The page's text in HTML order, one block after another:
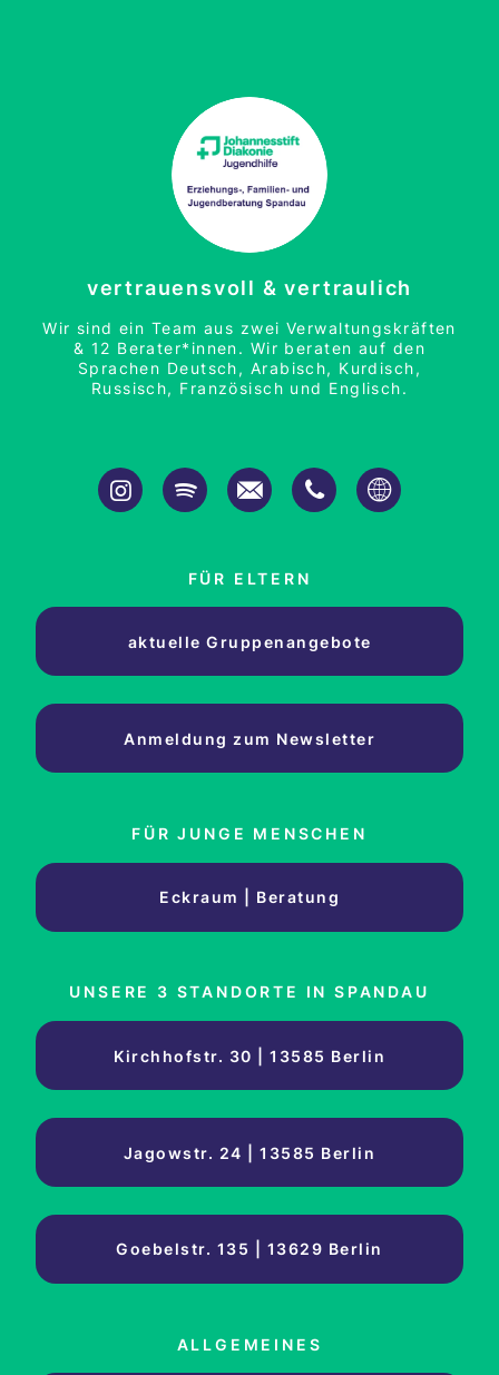
vertrauensvoll & vertraulich
Wir sind ein Team aus zwei Verwaltungskräften
& 12 Berater*innen. Wir beraten auf den
Sprachen Deutsch, Arabisch, Kurdisch,
Russisch, Französisch und Englisch.
FÜR ELTERN
aktuelle Gruppenangebote
Anmeldung zum Newsletter
FÜR JUNGE MENSCHEN
Eckraum | Beratung
UNSERE 3 STANDORTE IN SPANDAU
Kirchhofstr. 30 | 13585 Berlin
Jagowstr. 24 | 13585 Berlin
Goebelstr. 135 | 13629 Berlin
ALLGEMEINES